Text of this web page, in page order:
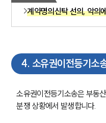
계약명의신탁 선의, 악의
4. 소유권이전등기소
소유권이전등기소송은 부동
분쟁 상황에서 발생합니다.